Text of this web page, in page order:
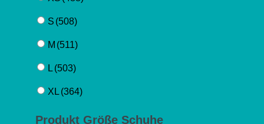
S (508)
M (511)
L (503)
XL (364)
Produkt Größe Schuhe